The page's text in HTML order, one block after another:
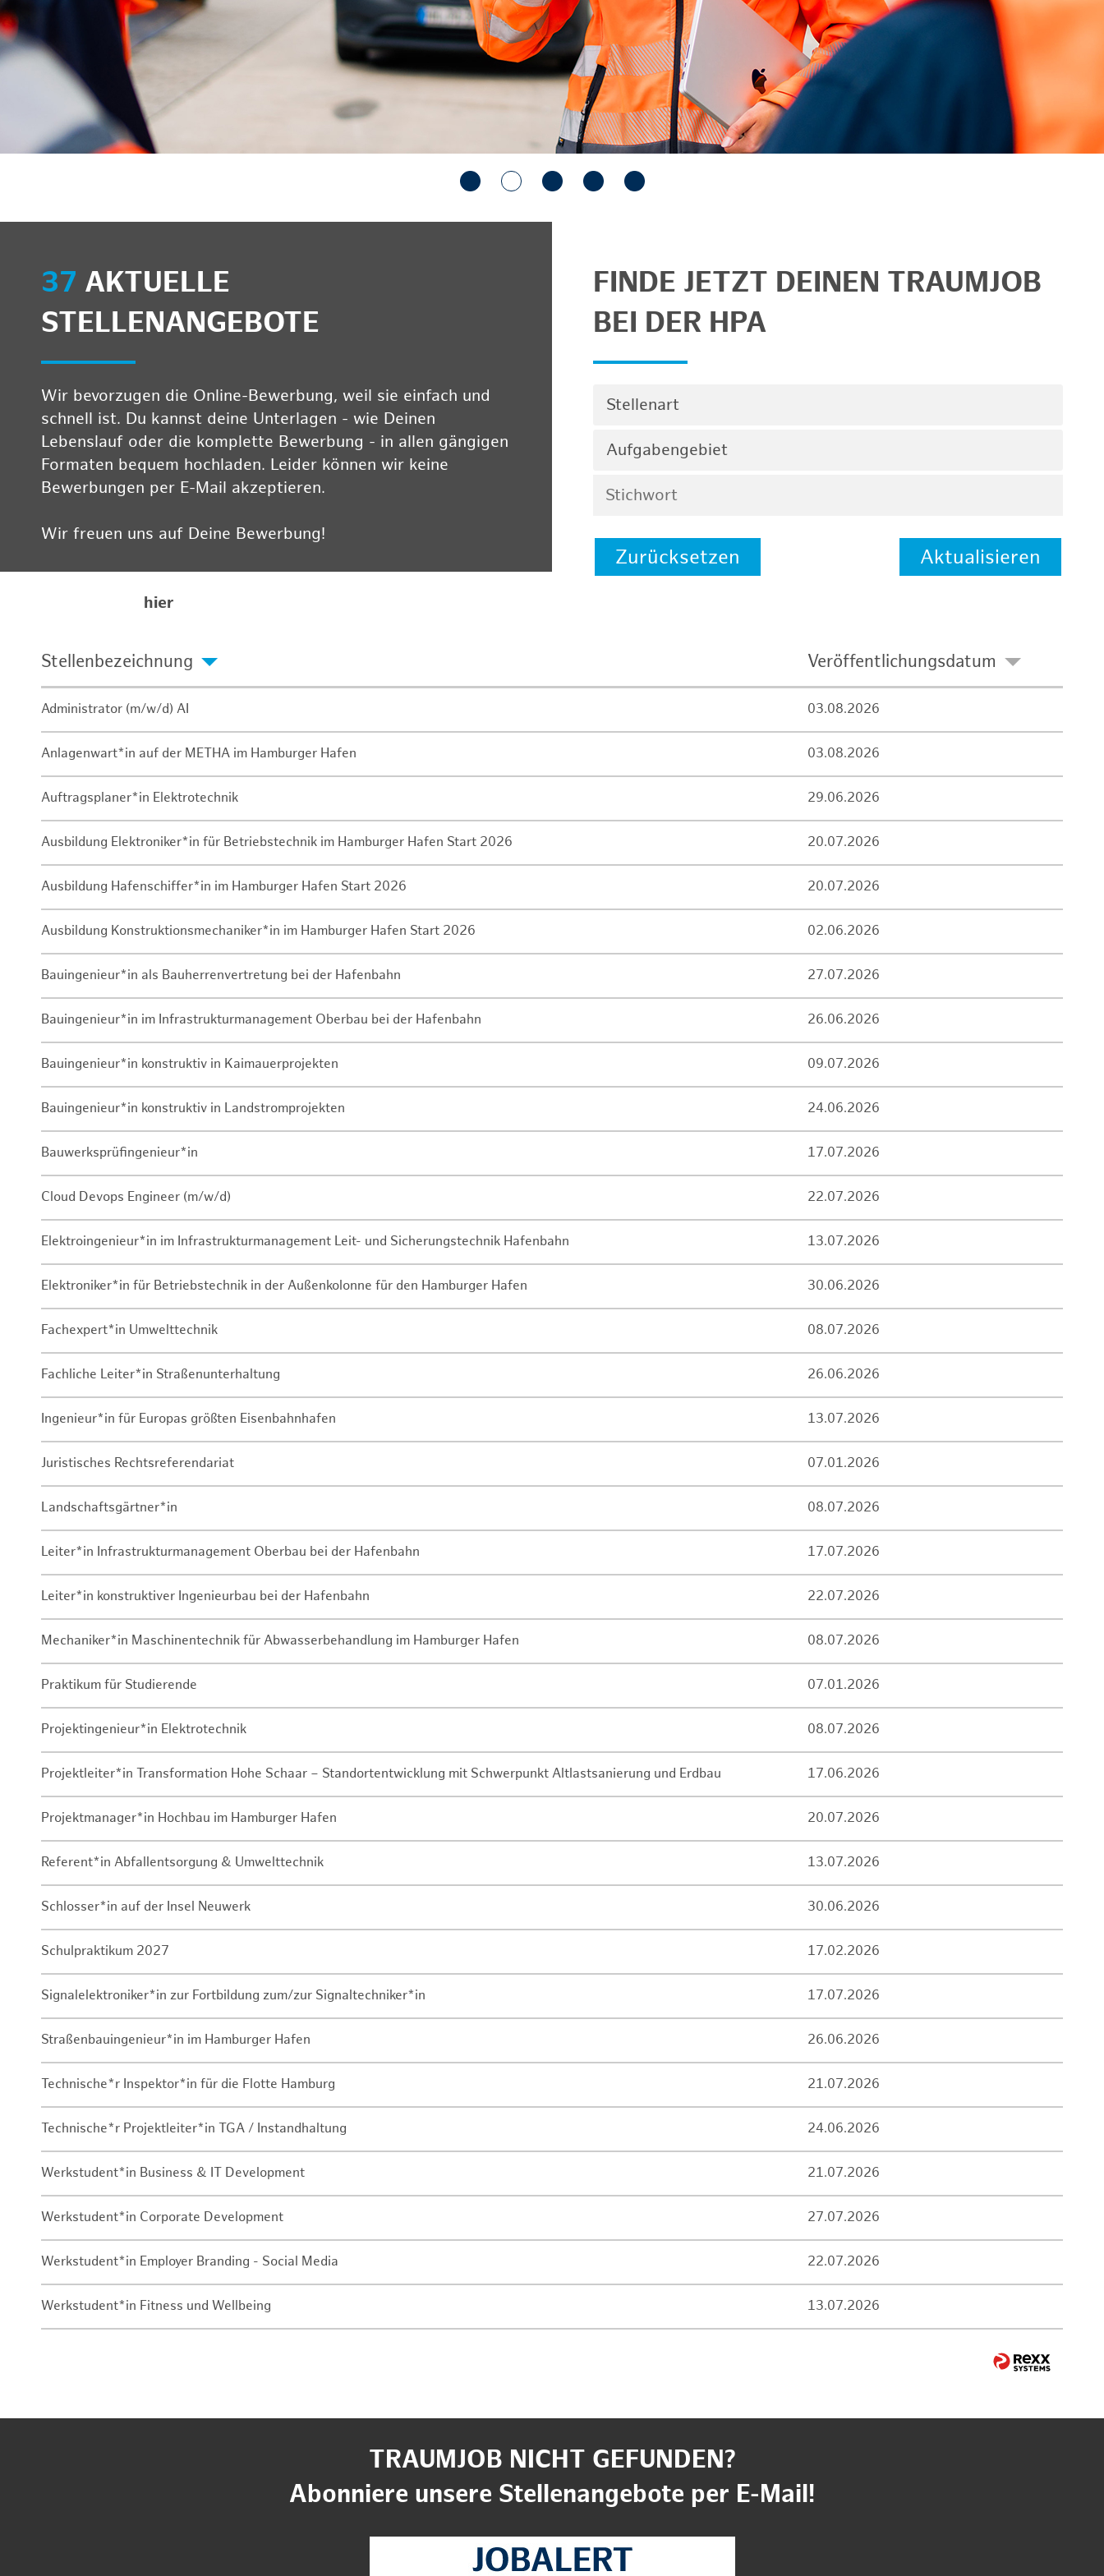
anzeigen/schließen
37 AKTUELLE
STELLENANGEBOTE
Wir bevorzugen die Online-Bewerbung, weil sie einfach und
schnell ist. Du kannst deine Unterlagen - wie Deinen
Lebenslauf oder die komplette Bewerbung - in allen gängigen
Formaten bequem hochladen. Leider können wir keine
Bewerbungen per E-Mail akzeptieren.
Wir freuen uns auf Deine Bewerbung!
hier
FINDE JETZT DEINEN TRAUMJOB
BEI DER HPA
Stellenart
Aufgabengebiet
Zurücksetzen Aktualisieren
Stellenbezeichnung Veröffentlichungsdatum
Administrator (m/w/d) AI 03.08.2026
Anlagenwart*in auf der METHA im Hamburger Hafen 03.08.2026
Auftragsplaner*in Elektrotechnik 29.06.2026
Ausbildung Elektroniker*in für Betriebstechnik im Hamburger Hafen Start 2026 20.07.2026
Ausbildung Hafenschiffer*in im Hamburger Hafen Start 2026 20.07.2026
Ausbildung Konstruktionsmechaniker*in im Hamburger Hafen Start 2026 02.06.2026
Bauingenieur*in als Bauherrenvertretung bei der Hafenbahn 27.07.2026
Bauingenieur*in im Infrastrukturmanagement Oberbau bei der Hafenbahn 26.06.2026
Bauingenieur*in konstruktiv in Kaimauerprojekten 09.07.2026
Bauingenieur*in konstruktiv in Landstromprojekten 24.06.2026
Bauwerksprüfingenieur*in 17.07.2026
Cloud Devops Engineer (m/w/d) 22.07.2026
Elektroingenieur*in im Infrastrukturmanagement Leit- und Sicherungstechnik Hafenbahn 13.07.2026
Elektroniker*in für Betriebstechnik in der Außenkolonne für den Hamburger Hafen 30.06.2026
Fachexpert*in Umwelttechnik 08.07.2026
Fachliche Leiter*in Straßenunterhaltung 26.06.2026
Ingenieur*in für Europas größten Eisenbahnhafen 13.07.2026
Juristisches Rechtsreferendariat 07.01.2026
Landschaftsgärtner*in 08.07.2026
Leiter*in Infrastrukturmanagement Oberbau bei der Hafenbahn 17.07.2026
Leiter*in konstruktiver Ingenieurbau bei der Hafenbahn 22.07.2026
Mechaniker*in Maschinentechnik für Abwasserbehandlung im Hamburger Hafen 08.07.2026
Praktikum für Studierende 07.01.2026
Projektingenieur*in Elektrotechnik 08.07.2026
Projektleiter*in Transformation Hohe Schaar – Standortentwicklung mit Schwerpunkt Altlastsanierung und Erdbau 17.06.2026
Projektmanager*in Hochbau im Hamburger Hafen 20.07.2026
Referent*in Abfallentsorgung & Umwelttechnik 13.07.2026
Schlosser*in auf der Insel Neuwerk 30.06.2026
Schulpraktikum 2027 17.02.2026
Signalelektroniker*in zur Fortbildung zum/zur Signaltechniker*in 17.07.2026
Straßenbauingenieur*in im Hamburger Hafen 26.06.2026
Technische*r Inspektor*in für die Flotte Hamburg 21.07.2026
Technische*r Projektleiter*in TGA / Instandhaltung 24.06.2026
Werkstudent*in Business & IT Development 21.07.2026
Werkstudent*in Corporate Development 27.07.2026
Werkstudent*in Employer Branding - Social Media 22.07.2026
Werkstudent*in Fitness und Wellbeing 13.07.2026
TRAUMJOB NICHT GEFUNDEN?
Abonniere unsere Stellenangebote per E-Mail!